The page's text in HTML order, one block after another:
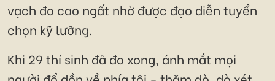
vạch đo cao ngất nhờ được đạo diễn tuyển
chọn kỹ lưỡng.
Khi 29 thí sinh đã đo xong, ánh mắt mọi